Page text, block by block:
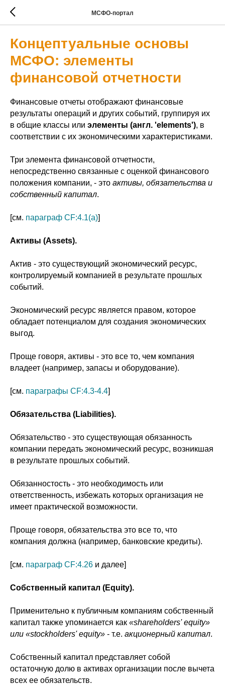
МСФО-портал
Концептуальные основы
МСФО: элементы
финансовой отчетности
Финансовые отчеты отображают финансовые
результаты операций и других событий, группируя их
в общие классы или элементы (англ. 'elements'), в
соответствии с их экономическими характеристиками.
Три элемента финансовой отчетности,
непосредственно связанные с оценкой финансового
положения компании, - это активы, обязательства и
собственный капитал.
[см. параграф CF:4.1(a)]
Активы (Assets).
Актив - это существующий экономический ресурс,
контролируемый компанией в результате прошлых
событий.
Экономический ресурс является правом, которое
обладает потенциалом для создания экономических
выгод.
Проще говоря, активы - это все то, чем компания
владеет (например, запасы и оборудование).
[см. параграфы CF:4.3-4.4]
Обязательства (Liabilities).
Обязательство - это существующая обязанность
компании передать экономический ресурс, возникшая
в результате прошлых событий.
Обязанностость - это необходимость или
ответственность, избежать которых организация не
имеет практической возможности.
Проще говоря, обязательства это все то, что
компания должна (например, банковские кредиты).
[см. параграф CF:4.26 и далее]
Собственный капитал (Equity).
Применительно к публичным компаниям собственный
капитал также упоминается как «shareholders' equity»
или «stockholders' equity» - т.е. акционерный капитал.
Собственный капитал представляет собой
остаточную долю в активах организации после вычета
всех ее обязательств.